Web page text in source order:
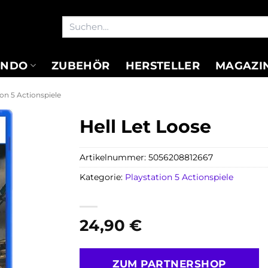
Suchen
ZUBEHÖR HERSTELLER
5 Actionspiele
Hell Let Loose
24,90€
ZUM PARTNERSHOP
Artikelnummer:5056208812667
Kategorie: Playstation 5 Actionspiele